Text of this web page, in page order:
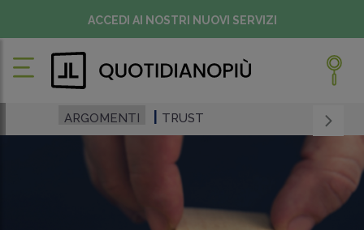
ACCEDI AI NOSTRI NUOVI SERVIZI
ARGOMENTI TRUST